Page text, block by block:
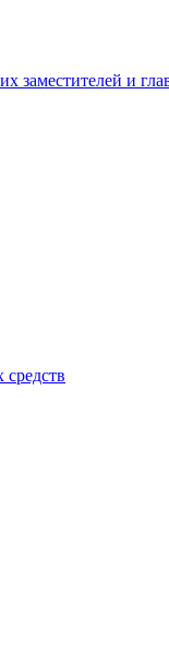
заместителей и